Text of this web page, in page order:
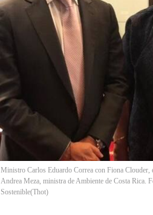
Ministro Carlos Eduardo Correa con Fiona Clouder,
Andrea Meza, ministra de Ambiente de Costa Rica.
Sostenible(Thot)